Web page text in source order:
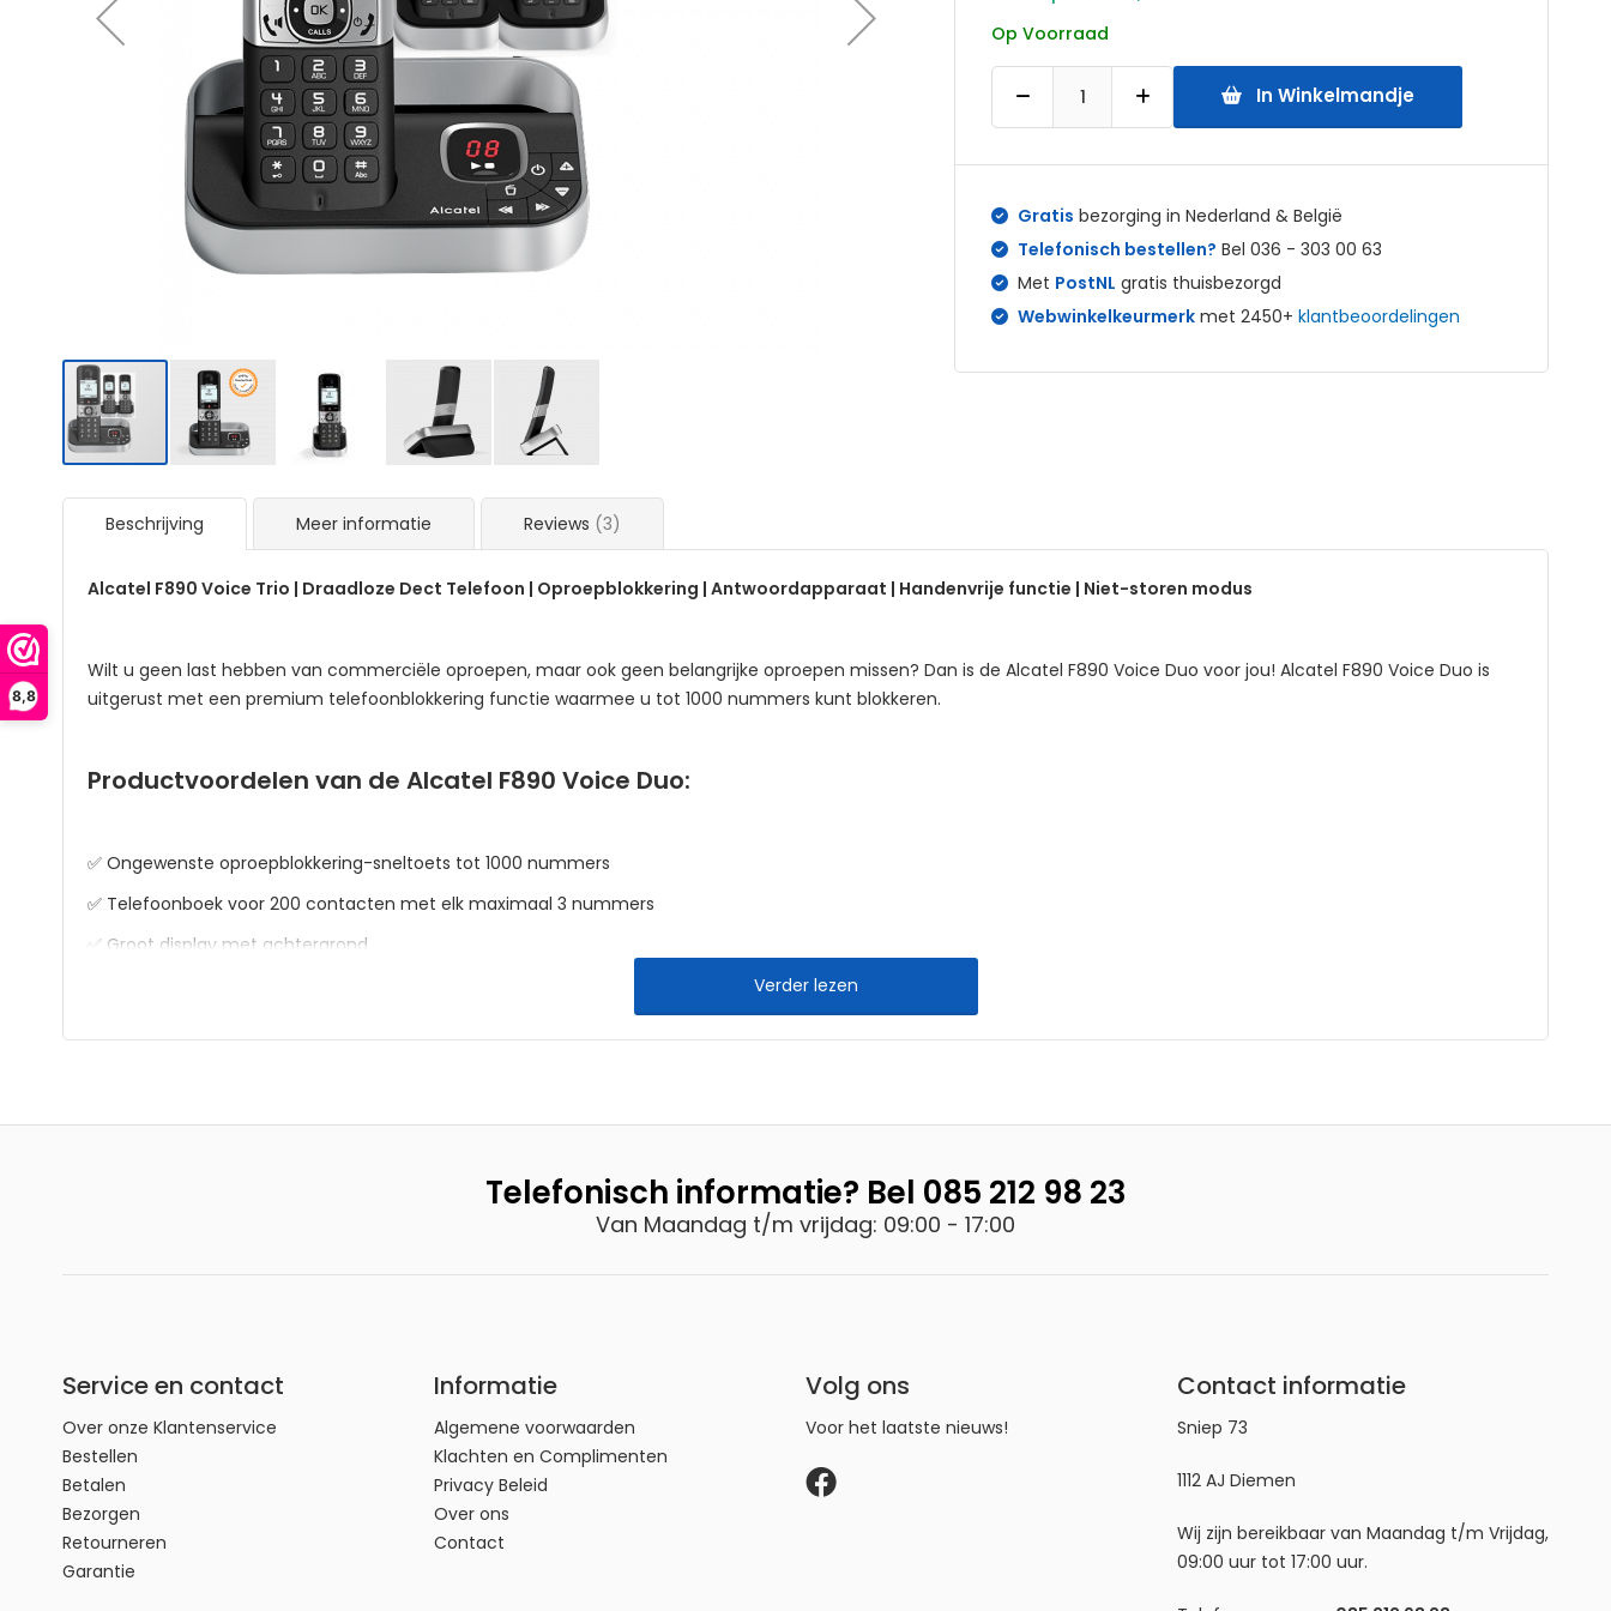
8,8
Op Voorraad
In Winkelmandje
Gratis bezorging in Nederland & België
Telefonisch bestellen? Bel 036 - 303 00 63
Met PostNL gratis thuisbezorgd
Webwinkelkeurmerk met 2450+ klantbeoordelingen
van
gallerij
Beschrijving
Alcatel F890 Voice Trio | Draadloze Dect Telefoon | Oproepblokkering | Antwoordapparaat | Handenvrije functie | Niet-storen modus
Wilt u geen last hebben van commerciële oproepen, maar ook geen belangrijke oproepen missen? Dan is de Alcatel F890 Voice Duo voor jou! Alcatel F890 Voice Duo is
uitgerust met een premium telefoonblokkering functie waarmee u tot 1000 nummers kunt blokkeren.
Productvoordelen van de Alcatel F890 Voice Duo:
✅ Ongewenste oproepblokkering-sneltoets tot 1000 nummers
✅ Telefoonboek voor 200 contacten met elk maximaal 3 nummers
✅ Groot display met achtergrond
De Alcatel F890 Voice Triodraadloze dect telefoon is een set bestaand uit 3 handsets, 1 basisstation /antwoordapparaat en 2 extra laadstations voor de losse
Blokkeer ongewenste bellers met 5 manieren
Verder lezen
Meer informatie Reviews 3
Telefonisch informatie? Bel 085 212 98 23
Van Maandag t/m vrijdag: 09:00 - 17:00
Service en contact
Over onze Klantenservice
Bestellen
Betalen
Bezorgen
Retourneren
Garantie
Informatie
Algemene voorwaarden
Klachten en Complimenten
Privacy Beleid
Over ons
Contact
Volg ons
Voor het laatste nieuws!
Contact informatie
Sniep 73
1112 AJ Diemen
Wij zijn bereikbaar van Maandag t/m Vrijdag,
09:00 uur tot 17:00 uur.